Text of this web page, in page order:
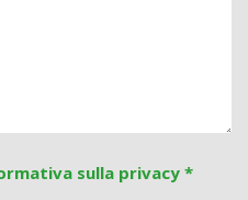
sulla privacy *